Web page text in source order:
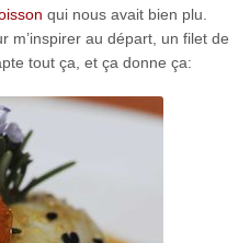
qui nous avait bien plu.
m’inspirer au départ, un filet de
tout ça, et ça donne ça: